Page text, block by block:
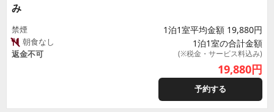
み
禁煙
朝食なし
返金不可
1泊1室平均金額 19,880円
1泊1室の合計金額
(※税金・サービス料込み)
19,880円
予約する